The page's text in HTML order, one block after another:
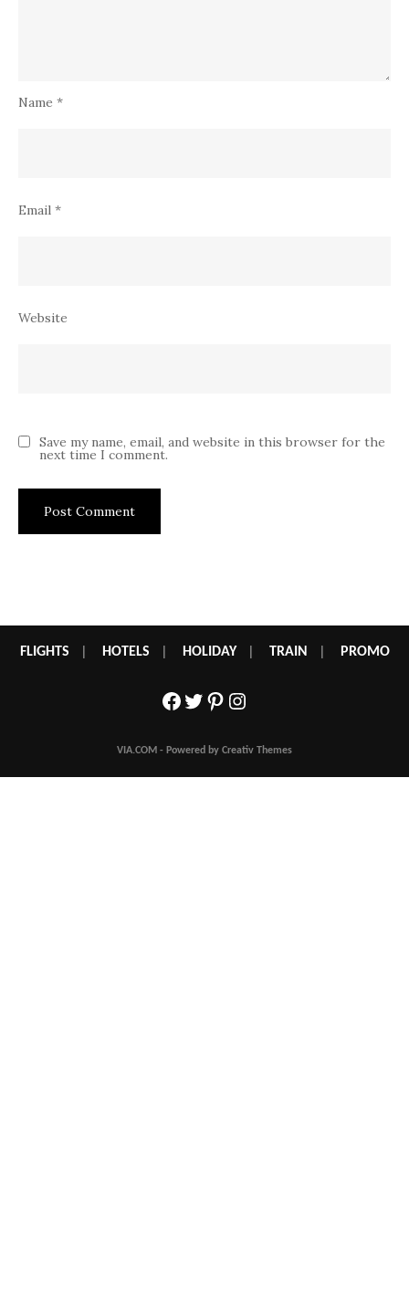
Name *
Email *
Website
Save my name, email, and website in this browser for the
next time I comment.
FLIGHTS HOTELS HOLIDAY| TRAIN PROMO
Facebook
Twitter
Pinterest
Instagram
VIA.COM - Powered by Creativ Themes